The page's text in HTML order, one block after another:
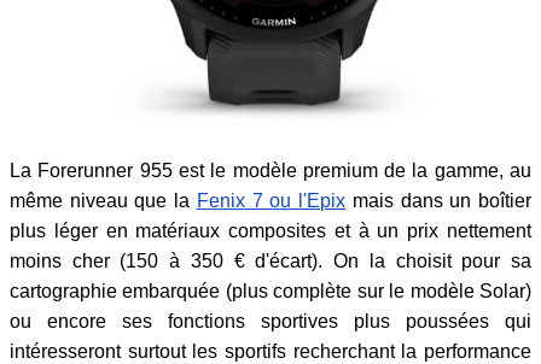
La Forerunner 955 est le modèle premium de la gamme, au
même niveau que la Fenix 7 ou l'Epix mais dans un boîtier
plus léger en matériaux composites et à un prix nettement
moins cher (150 à 350 € d'écart). On la choisit pour sa
cartographie embarquée (plus complète sur le modèle Solar)
ou encore ses fonctions sportives plus poussées qui
intéresseront surtout les sportifs recherchant la performance